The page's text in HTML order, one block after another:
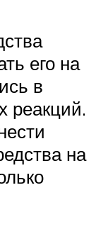
его на
в
реакций.
на